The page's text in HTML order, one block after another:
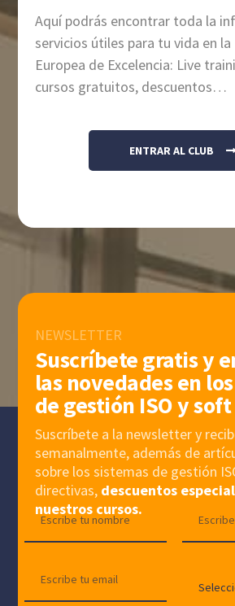
Aquí podrás encontrar toda la
servicios útiles para tu vida en la
Europea de Excelencia: Live
cursos gratuitos, descuentos…
ENTRAR AL CLUB
NEWSLETTER
Suscríbete gratis y
las novedades en
de gestión ISO y
Suscríbete a la newsletter y
semanalmente, además de
sobre los sistemas de gestión
directivas, descuentos
nuestros cursos.